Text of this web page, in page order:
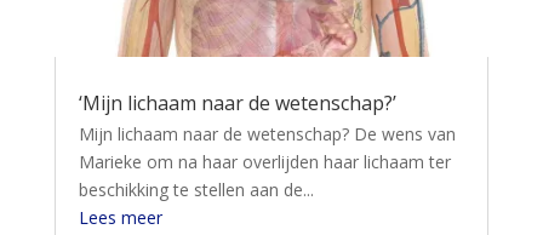
‘Mijn lichaam naar de wetenschap?’
Mijn lichaam naar de wetenschap? De wens van
Marieke om na haar overlijden haar lichaam ter
beschikking te stellen aan de...
Lees meer